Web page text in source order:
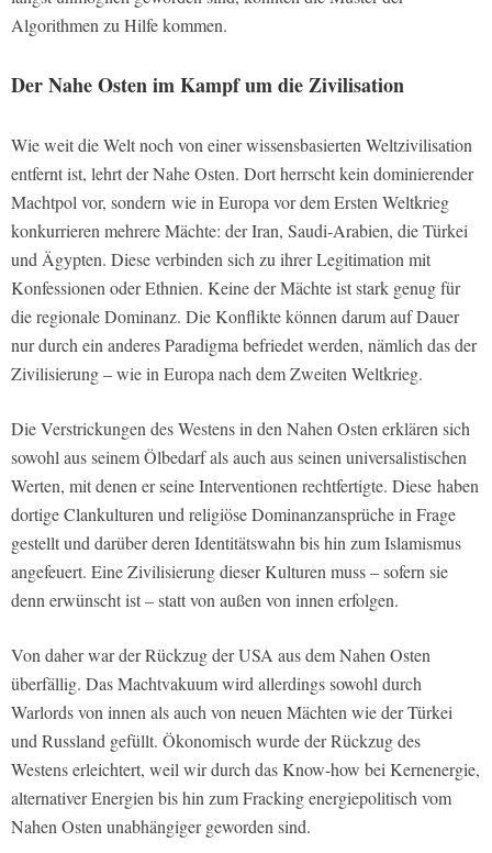
Algorithmen zu Hilfe kommen.
Der Nahe Osten im Kampf um die Zivilisation
Wie weit die Welt noch von einer wissensbasierten Weltzivilisation
entfernt ist, lehrt der Nahe Osten. Dort herrscht kein dominierender
Machtpol vor, sondern wie in Europa vor dem Ersten Weltkrieg
konkurrieren mehrere Mächte: der Iran, Saudi-Arabien, die Türkei
und Ägypten. Diese verbinden sich zu ihrer Legitimation mit
Konfessionen oder Ethnien. Keine der Mächte ist stark genug für
die regionale Dominanz. Die Konflikte können darum auf Dauer
nur durch ein anderes Paradigma befriedet werden, nämlich das der
Zivilisierung – wie in Europa nach dem Zweiten Weltkrieg.
Die Verstrickungen des Westens in den Nahen Osten erklären sich
sowohl aus seinem Ölbedarf als auch aus seinen universalistischen
Werten, mit denen er seine Interventionen rechtfertigte. Diese haben
dortige Clankulturen und religiöse Dominanzansprüche in Frage
gestellt und darüber deren Identitätswahn bis hin zum Islamismus
angefeuert. Eine Zivilisierung dieser Kulturen muss – sofern sie
denn erwünscht ist – statt von außen von innen erfolgen.
Von daher war der Rückzug der USA aus dem Nahen Osten
überfällig. Das Machtvakuum wird allerdings sowohl durch
Warlords von innen als auch von neuen Mächten wie der Türkei
und Russland gefüllt. Ökonomisch wurde der Rückzug des
Westens erleichtert, weil wir durch das Know-how bei Kernenergie,
alternativer Energien bis hin zum Fracking energiepolitisch vom
Nahen Osten unabhängiger geworden sind.